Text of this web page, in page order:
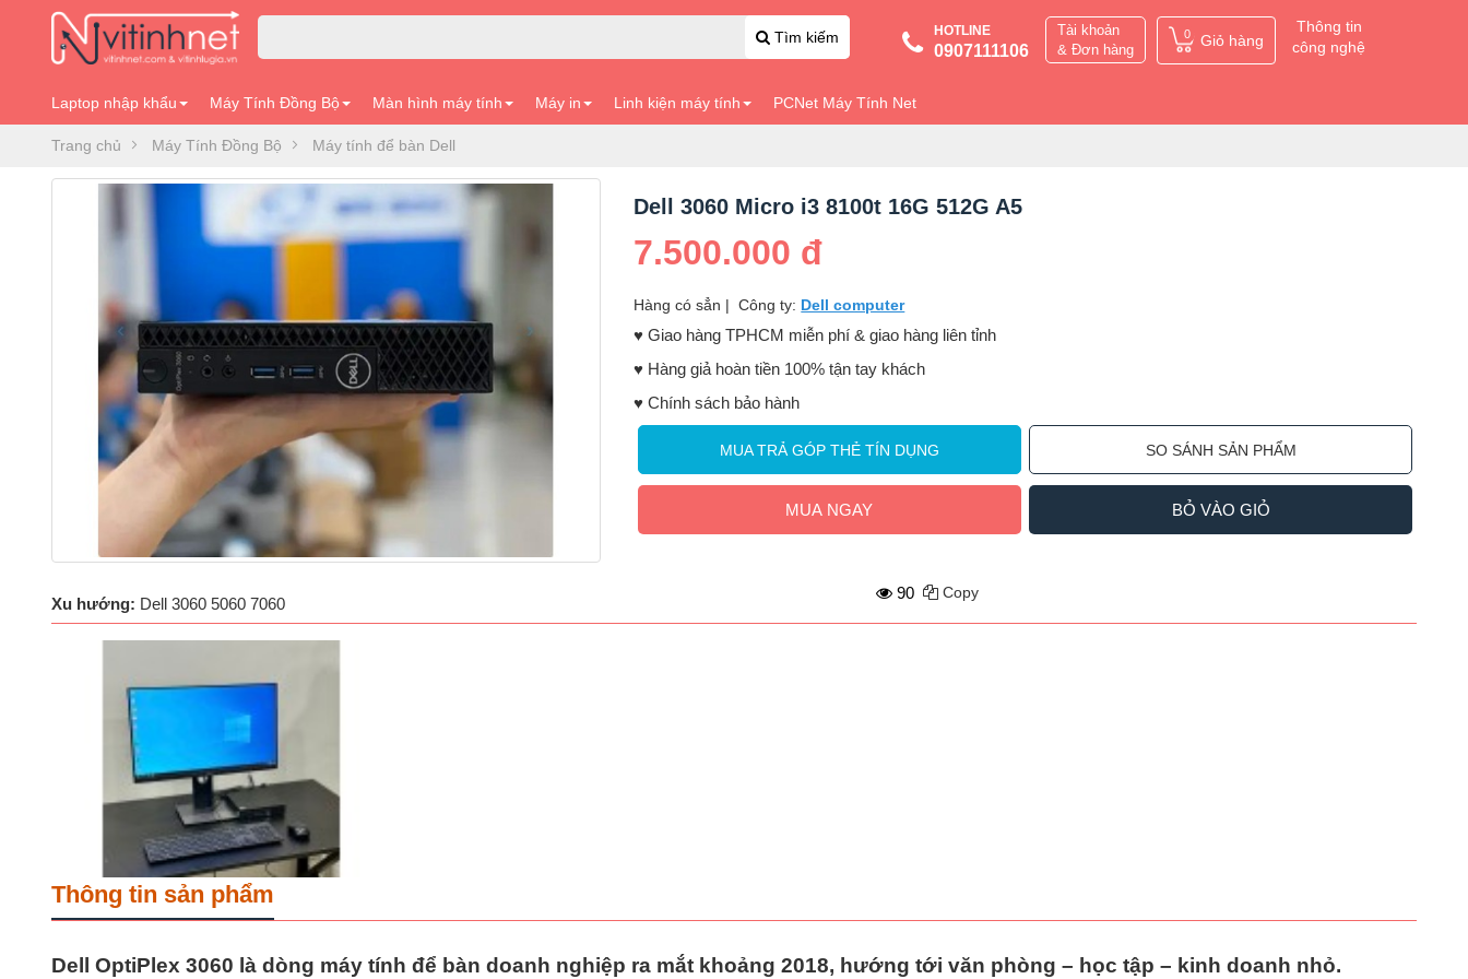
Tìm kiếm HOTLINE
0907111106
Tài khoản
& Đơn hàng
0 Giỏ hàng
Thông tin
công nghệ
Laptop nhập khẩu Máy Tính Đồng Bộ Màn hình máy tính Máy in Linh kiện máy tính PCNet Máy Tính Net
Trang chủ Máy Tính Đồng Bộ Máy tính để bàn Dell
Dell 3060 Micro i3 8100t 16G 512G A5
7.500.000 đ
Hàng có sẳn |Công ty: Dell computer
♥️ Giao hàng TPHCM miễn phí & giao hàng liên tỉnh
♥️ Hàng giả hoàn tiền 100% tận tay khách
♥️ Chính sách bảo hành
MUA TRẢ GÓP THẺ TÍN DỤNG SO SÁNH SẢN PHẨM
MUA NGAY BỎ VÀO GIỎ
Xu hướng: Dell 3060 5060 7060
90 Copy
Thông tin sản phẩm
Dell OptiPlex 3060 là dòng máy tính để bàn doanh nghiệp ra mắt khoảng 2018, hướng tới văn phòng – học tập – kinh doanh nhỏ.